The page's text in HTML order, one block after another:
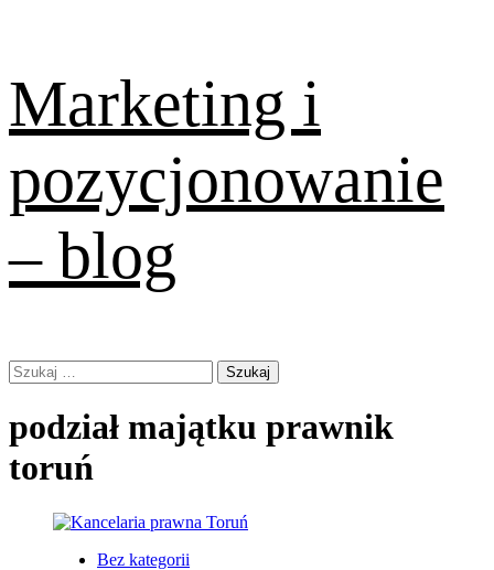
to
content
Marketing i
pozycjonowanie
– blog
Primary
Menu
Szukaj:
podział majątku prawnik
toruń
Bez kategorii